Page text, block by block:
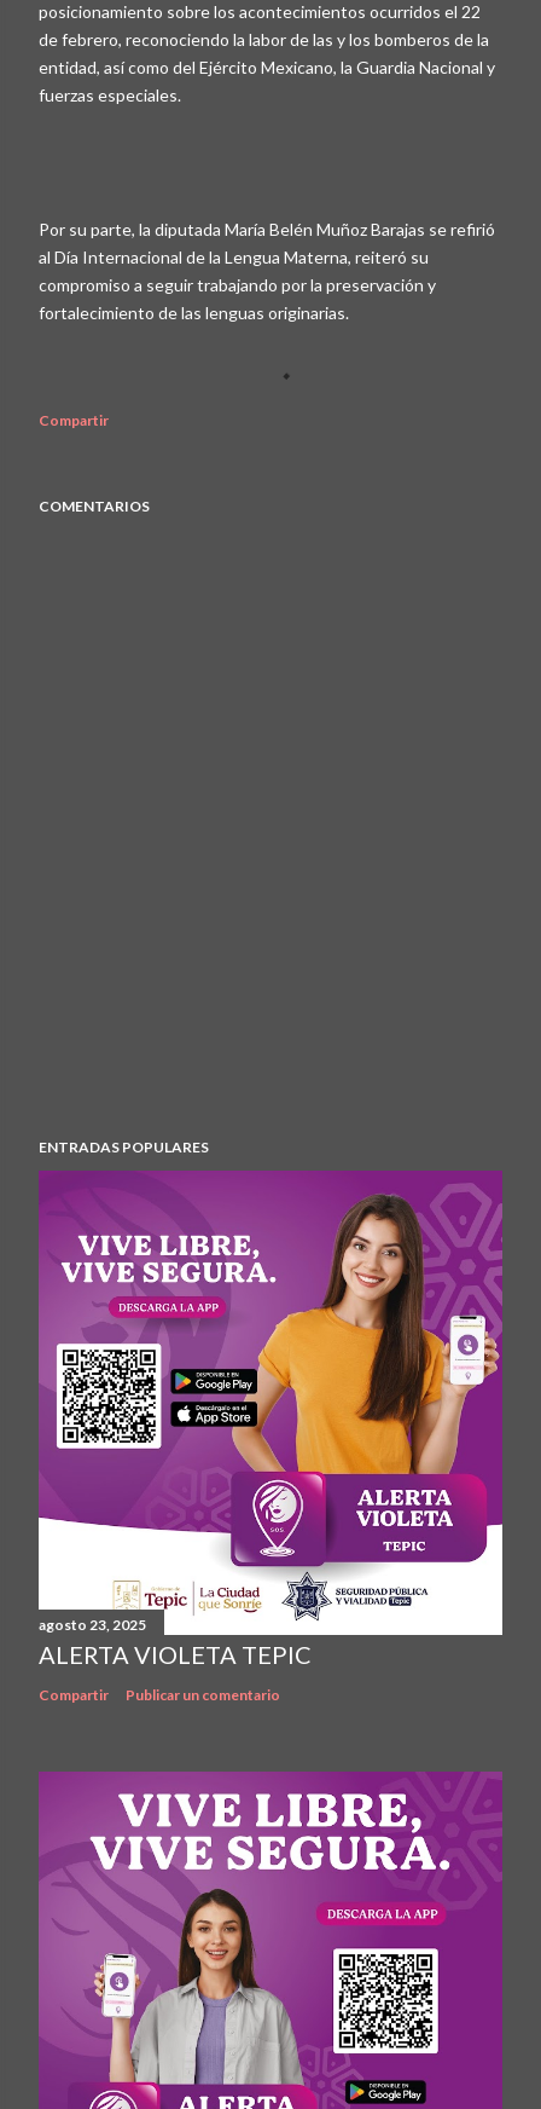
posicionamiento sobre los acontecimientos ocurridos el 22
de febrero, reconociendo la labor de las y los bomberos de la
entidad, así como del Ejército Mexicano, la Guardia Nacional y
fuerzas especiales.
Por su parte, la diputada María Belén Muñoz Barajas se refirió
al Día Internacional de la Lengua Materna, reiteró su
compromiso a seguir trabajando por la preservación y
fortalecimiento de las lenguas originarias.
Compartir
COMENTARIOS
ENTRADAS POPULARES
agosto 23, 2025
ALERTA VIOLETA TEPIC
Compartir Publicar un comentario